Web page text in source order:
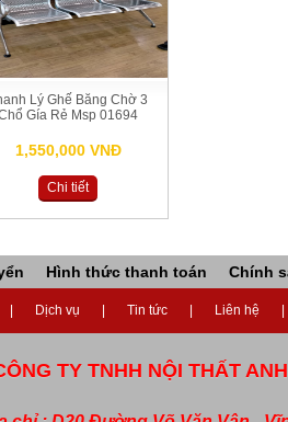
Lý Ghế Băng Chờ 3
Gía Rẻ Msp 01694
1,550,000 VNĐ
Chi tiết
Hình thức thanh toán Chính
Dịch vụ Tin tức Liên hệ
TY TNHH NỘI THẤT